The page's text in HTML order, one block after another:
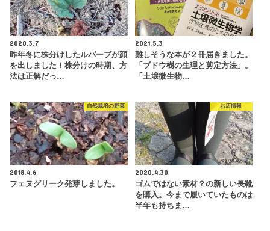
2020.3.7
昨年冬に株分けしたルバーブが顔
を出しました！株分けの時期、方
法は正解だっ…
2021.5.3
難しそうな本が２冊届きました。
「ブドウ樹の生理と剪定方法」。
「土壌微生物…
自然栽培の野菜
2018.4.6
フェヌグリーク発芽しました。
お店情報
2020.4.30
ゴムではない素材？の新しい長靴
を購入。今まで履いていたものは
半年も持ちま…